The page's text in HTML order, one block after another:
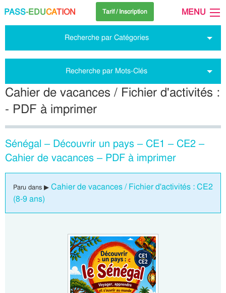
PASS-EDUCATION Tarif / Inscription MENU
Recherche par Catégories
Recherche par Mots-Clés
Cahier de vacances / Fichier d'activités :
- PDF à imprimer
Sénégal – Découvrir un pays – CE1 – CE2 –
Cahier de vacances – PDF à imprimer
Paru dans ▶ Cahier de vacances / Fichier d'activités : CE2
(8-9 ans)